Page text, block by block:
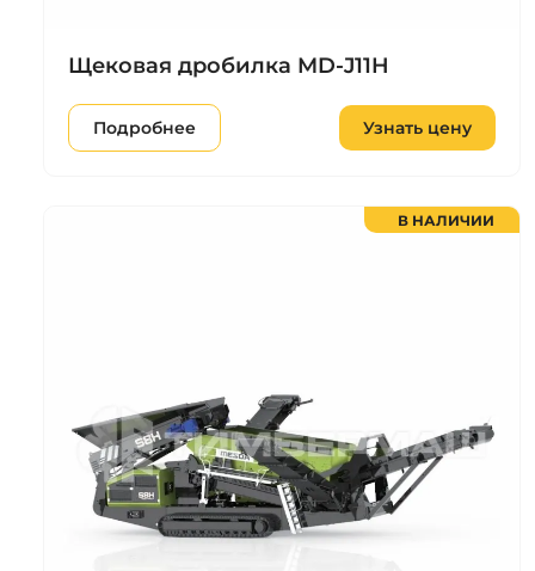
Щековая дробилка MD-J11H
Подробнее Узнать цену
В НАЛИЧИИ